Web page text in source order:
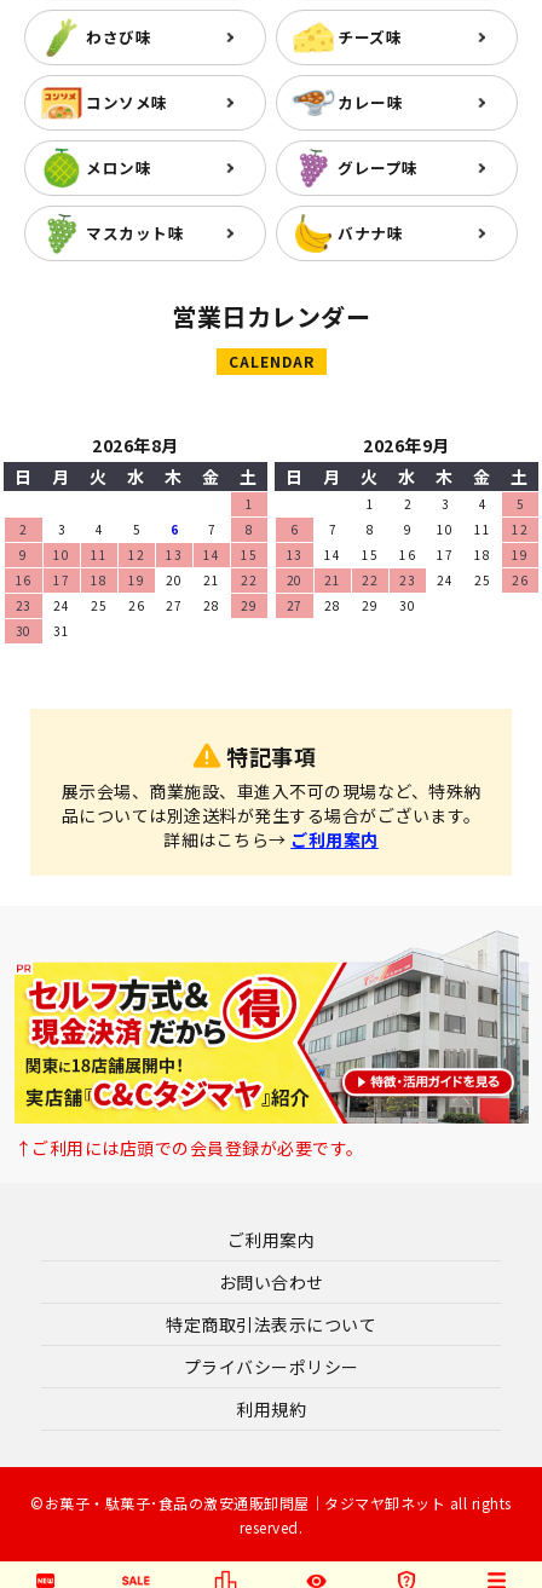
わさび味 チーズ味
コンソメ味 カレー味
メロン味 グレープ味
マスカット味 バナナ味
営業日カレンダー
CALENDAR
2026年8月
日
月 火 水 木 金 土
1
2
3 4 5 6 7
8
9
10 11 12 13 14
15
16
17 18 19 20 21
22
23
24 25 26 27 28
29
30
31
2026年9月
日
月 火 水 木 金 土
1 2 3 4
5
6
7 8 9 10 11
12
13
14 15 16 17 18
19
20
21 22 23 24 25
26
27
28 29 30
特記事項
展示会場、商業施設、車進入不可の現場など、特殊納
品については別途送料が発生する場合がございます。
詳細はこちら→ ご利用案内
↑ご利用には店頭での会員登録が必要です。
ご利用案内
お問い合わせ
特定商取引法表示について
プライバシーポリシー
利用規約
©お菓子・駄菓子･食品の激安通販卸問屋｜タジマヤ卸ネット all rights
reserved.